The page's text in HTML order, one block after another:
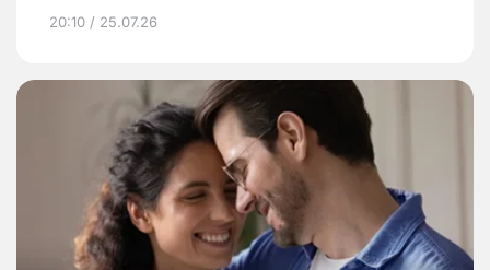
20:10 / 25.07.26